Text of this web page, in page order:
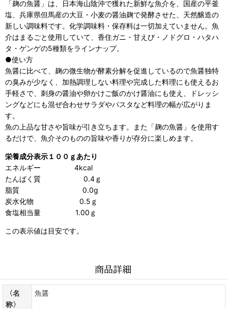
「麹の魚醤」は、日本海山陰沖で獲れた新鮮な魚介を、国産の平釜
塩、兵庫県但馬産の大豆・小麦の醤油麹で発酵させた、天然醸造の
新しい調味料です。化学調味料・保存料は一切加えていません。魚
介はまるごと使用していて、香住ガニ・甘えび・ノドグロ・ハタハ
タ・ゲンゲの5種類をラインナップ。
●使い方
魚醤に比べて、麹の微生物が酵素分解を促進しているので魚醤独特
の臭みが少なく、加熱調理しない料理や完成した料理にも使えるお
手軽さで、刺身の醤油や卵かけご飯のかけ醤油にも使え、ドレッシ
ングなどにも混ぜ合わせサラダやパスタなど料理の幅が広がりま
す。
魚の上品な甘さや旨味が引き立ちます。また「麹の魚醤」を使用す
るだけで、魚介そのものの旨味や香りが存分に楽しめます。
栄養成分表示１００ｇあたり
エネルギー 4kcal
たんぱく質 0.4ｇ
脂質 0.0g
炭水化物 0.5ｇ
食塩相当量 1.00ｇ
この表示値は目安です。
商品詳細
〈名
称〉
魚醤